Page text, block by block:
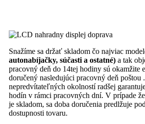
Snažíme sa držať skladom čo najviac
autonabíjačky, súčasti a ostatné) a tak
pracovný deň do 14tej hodiny sú okamžite
doručený nasledujúci pracovný deň poštou
nepredvítateľných okolností radšej
hodín v rámci pracovných dní. V prípade
je skladom, sa doba doručenia predlžuje
dostupnosti tovaru.